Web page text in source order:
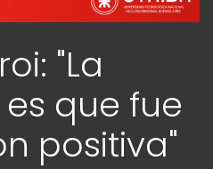
"La
que fue
positiva"